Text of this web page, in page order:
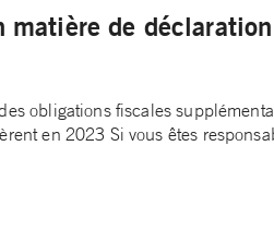
matière de
obligations fiscales
en 2023 Si vous êtes